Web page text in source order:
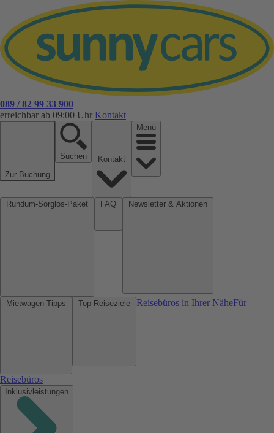
089 / 82 99 33 900
erreichbar ab 09:00 Uhr Kontakt
Zur Buchung
Suchen
Menü
Reisebüros in Ihrer NäheFür
Reisebüros
Inklusivleistungen